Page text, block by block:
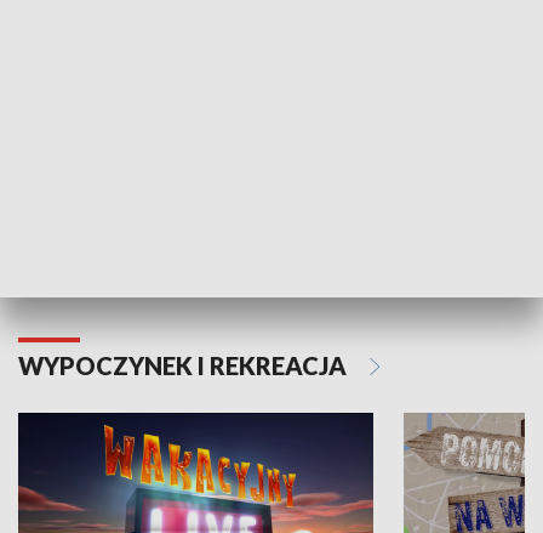
WYPOCZYNEK I REKREACJA